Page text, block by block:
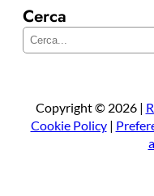
Cerca
Copyright © 2026 |
Cookie Policy|